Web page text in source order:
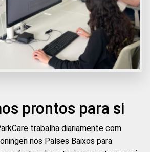
prontos para si
trabalha diariamente com
nos Países Baixos para